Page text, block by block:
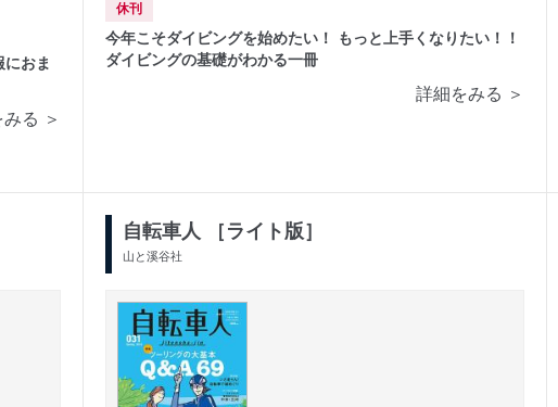
おま
る ＞
休刊
今年こそダイビングを始めたい！ もっと上手くなりたい！！
ダイビングの基礎がわかる一冊
詳細をみる ＞
自転車人 ［ライト版］
山と溪谷社